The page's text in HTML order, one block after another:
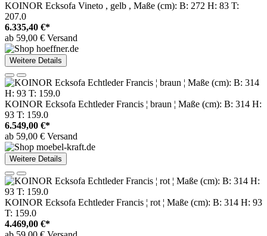
KOINOR Ecksofa Vineto , gelb , Maße (cm): B: 272 H: 83 T:
207.0
6.335,40 €*
ab 59,00 € Versand
Weitere Details
KOINOR Ecksofa Echtleder Francis ¦ braun ¦ Maße (cm): B: 314 H:
93 T: 159.0
6.549,00 €*
ab 59,00 € Versand
Weitere Details
KOINOR Ecksofa Echtleder Francis ¦ rot ¦ Maße (cm): B: 314 H: 93
T: 159.0
4.469,00 €*